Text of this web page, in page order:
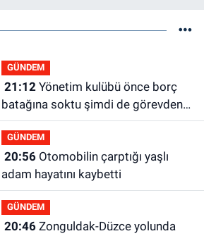
GÜNDEM
21:12Yönetim kulübü önce borç
batağına soktu şimdi de görevden
kaçtığını resmen açıkladı
GÜNDEM
20:56Otomobilin çarptığı yaşlı
adam hayatını kaybetti
GÜNDEM
20:46Zonguldak-Düzce yolunda